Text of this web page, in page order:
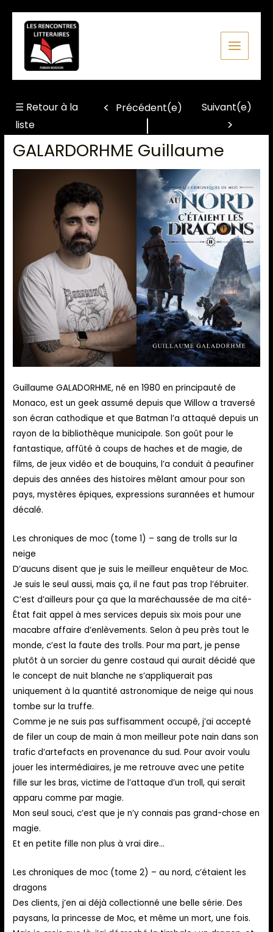
contenu
☰ Retour à la
liste
Précédent(e) Suivant(e)
GALARDORHME Guillaume
Guillaume GALADORHME, né en 1980 en principauté de
Monaco, est un geek assumé depuis que Willow a traversé
son écran cathodique et que Batman l’a attaqué depuis un
rayon de la bibliothèque municipale. Son goût pour le
fantastique, affûté à coups de haches et de magie, de
films, de jeux vidéo et de bouquins, l’a conduit à peaufiner
depuis des années des histoires mêlant amour pour son
pays, mystères épiques, expressions surannées et humour
décalé.
Les chroniques de moc (tome 1) – sang de trolls sur la
neige
D’aucuns disent que je suis le meilleur enquêteur de Moc.
Je suis le seul aussi, mais ça, il ne faut pas trop l’ébruiter.
C’est d’ailleurs pour ça que la maréchaussée de ma cité-
État fait appel à mes services depuis six mois pour une
macabre affaire d’enlèvements. Selon à peu près tout le
monde, c’est la faute des trolls. Pour ma part, je pense
plutôt à un sorcier du genre costaud qui aurait décidé que
le concept de nuit blanche ne s’appliquerait pas
uniquement à la quantité astronomique de neige qui nous
tombe sur la truffe.
Comme je ne suis pas suffisamment occupé, j’ai accepté
de filer un coup de main à mon meilleur pote nain dans son
trafic d’artefacts en provenance du sud. Pour avoir voulu
jouer les intermédiaires, je me retrouve avec une petite
fille sur les bras, victime de l’attaque d’un troll, qui serait
apparu comme par magie.
Mon seul souci, c’est que je n’y connais pas grand-chose en
magie.
Et en petite fille non plus à vrai dire…
Les chroniques de moc (tome 2) – au nord, c’étaient les
dragons
Des clients, j’en ai déjà collectionné une belle série. Des
paysans, la princesse de Moc, et même un mort, une fois.